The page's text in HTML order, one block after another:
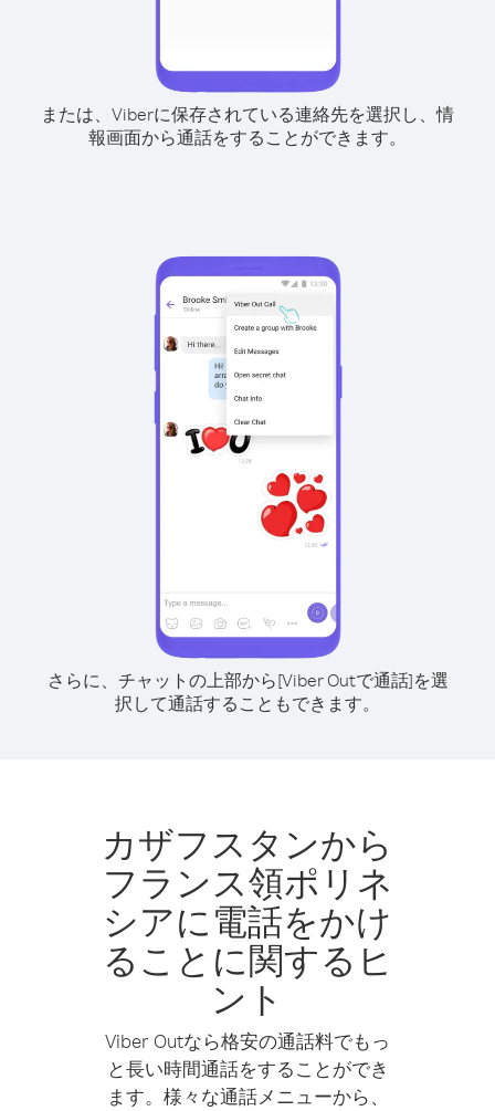
または、Viberに保存されている連絡先を選択し、情
報画面から通話をすることができます。
さらに、チャットの上部から[Viber Outで通話]を選
択して通話することもできます。
カザフスタンから
フランス領ポリネ
シアに電話をかけ
ることに関するヒ
ント
Viber Outなら格安の通話料でもっ
と長い時間通話をすることができ
ます。様々な通話メニューから、